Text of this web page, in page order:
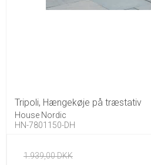
Tripoli, Hængekøje på træstativ
House Nordic
HN-7801150-DH
1.939,00 DKK